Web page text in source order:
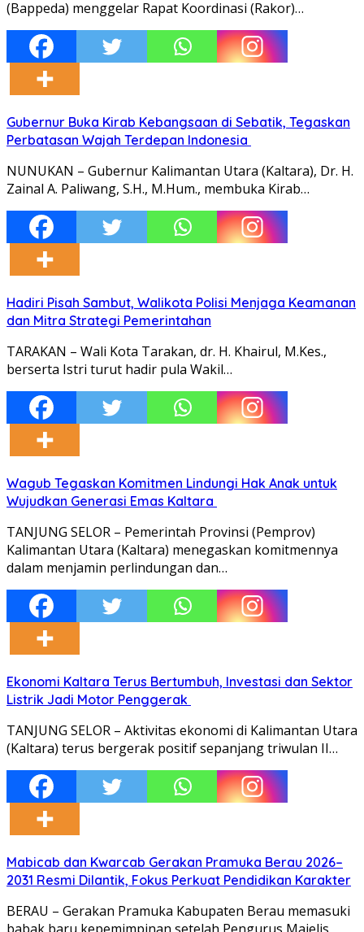
(Bappeda) menggelar Rapat Koordinasi (Rakor)…
Gubernur Buka Kirab Kebangsaan di Sebatik, Tegaskan
Perbatasan Wajah Terdepan Indonesia
NUNUKAN – Gubernur Kalimantan Utara (Kaltara), Dr. H.
Zainal A. Paliwang, S.H., M.Hum., membuka Kirab…
Hadiri Pisah Sambut, Walikota Polisi Menjaga Keamanan
dan Mitra Strategi Pemerintahan
TARAKAN – Wali Kota Tarakan, dr. H. Khairul, M.Kes.,
berserta Istri turut hadir pula Wakil…
Wagub Tegaskan Komitmen Lindungi Hak Anak untuk
Wujudkan Generasi Emas Kaltara
TANJUNG SELOR – Pemerintah Provinsi (Pemprov)
Kalimantan Utara (Kaltara) menegaskan komitmennya
dalam menjamin perlindungan dan…
Ekonomi Kaltara Terus Bertumbuh, Investasi dan Sektor
Listrik Jadi Motor Penggerak
TANJUNG SELOR – Aktivitas ekonomi di Kalimantan Utara
(Kaltara) terus bergerak positif sepanjang triwulan II…
Mabicab dan Kwarcab Gerakan Pramuka Berau 2026–
2031 Resmi Dilantik, Fokus Perkuat Pendidikan Karakter
BERAU – Gerakan Pramuka Kabupaten Berau memasuki